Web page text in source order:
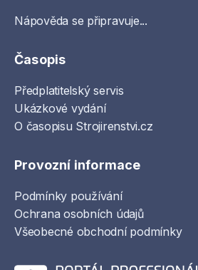
Nápověda se připravuje...
Časopis
Předplatitelský servis
Ukázkové vydání
O časopisu Strojirenstvi.cz
Provozní informace
Podmínky používání
Ochrana osobních údajů
Všeobecné obchodní podmínky